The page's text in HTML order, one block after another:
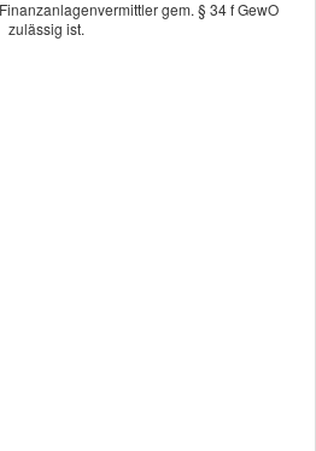
Webseitenbetreibers (weitere
gem. § 34 f GewO
zulässig ist.